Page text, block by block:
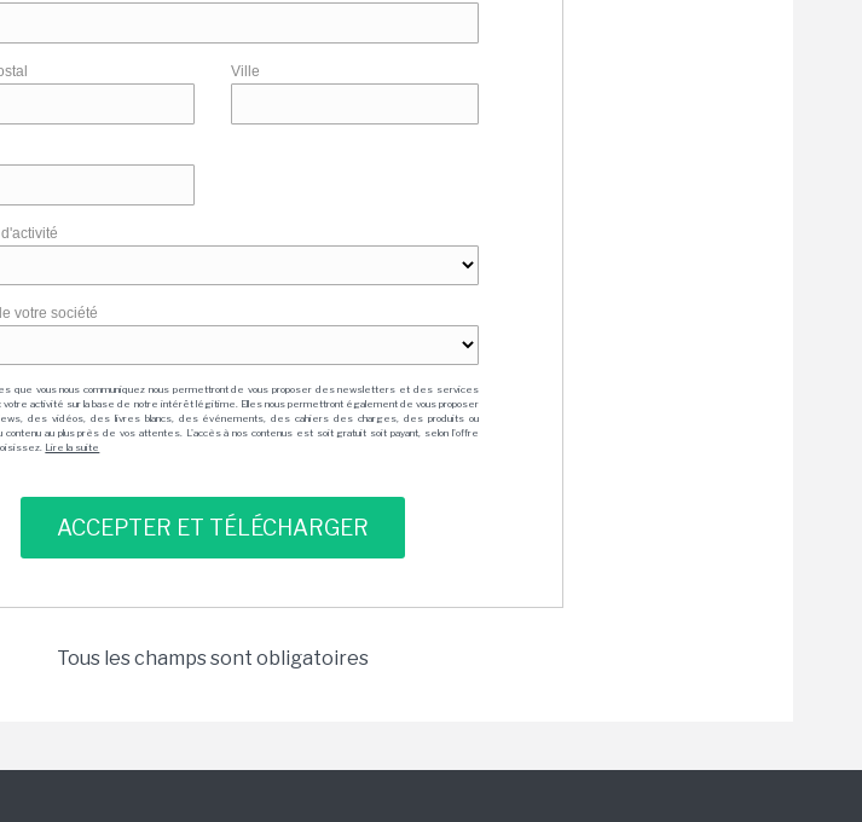
Ville
votre société
que vous nous communiquez nous permettront de vous proposer des newsletters et des services
votre activité sur la base de notre intérêt légitime. Elles nous permettront également de vous proposer
des vidéos, des livres blancs, des événements, des cahiers des charges, des produits ou
contenu au plus près de vos attentes. L'accès à nos contenus est soit gratuit soit payant, selon l'offre
Lire la suite
Tous les champs sont obligatoires